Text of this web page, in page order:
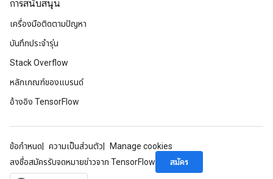
การสนับสนุน
เครื่องมือติดตามปัญหา
บันทึกประจำรุ่น
Stack Overflow
หลักเกณฑ์ของแบรนด์
อ้างอิง TensorFlow
ข้อกำหนด ความเป็นส่วนตัว
Manage cookies
ลงชื่อสมัครรับจดหมายข่าวจาก TensorFlow
สมัคร